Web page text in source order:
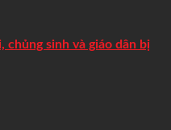
chủng sinh và giáo dân bị